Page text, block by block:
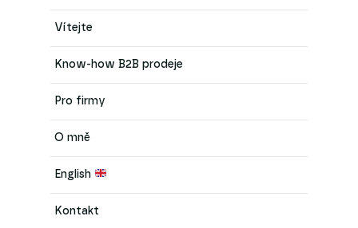
Vítejte
Know-how B2B prodeje
Pro firmy
O mně
English
Kontakt